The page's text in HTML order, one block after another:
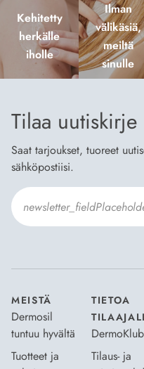
Kehitetty
herkälle
iholle
Ilman
välikäsiä,
meiltä
sinulle
Tilaa uutiskirje
Saat tarjoukset, tuoreet
sähköpostiisi.
MEISTÄ
Dermosil
tuntuu hyvältä
Tuotteet ja
TIETOA
Tilaus- ja